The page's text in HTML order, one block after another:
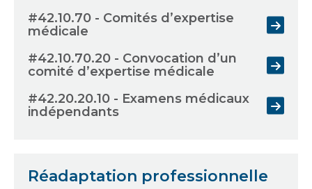
#42.10.70 - Comités d’expertise
médicale
#42.10.70.20 - Convocation d’un
comité d’expertise médicale
#42.20.20.10 - Examens médicaux
indépendants
Réadaptation professionnelle